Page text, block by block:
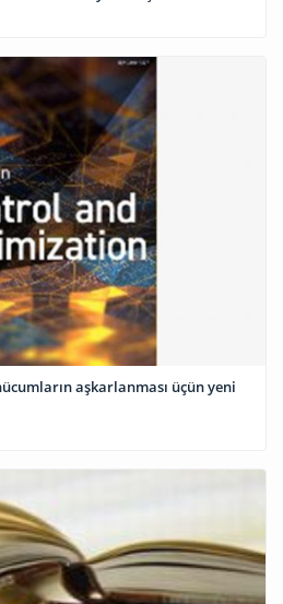
aşkarlanması üçün yeni